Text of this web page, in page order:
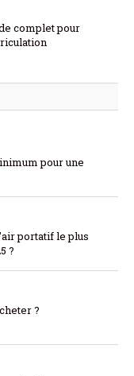
complet pour
pour une
portatif le plus
?
?